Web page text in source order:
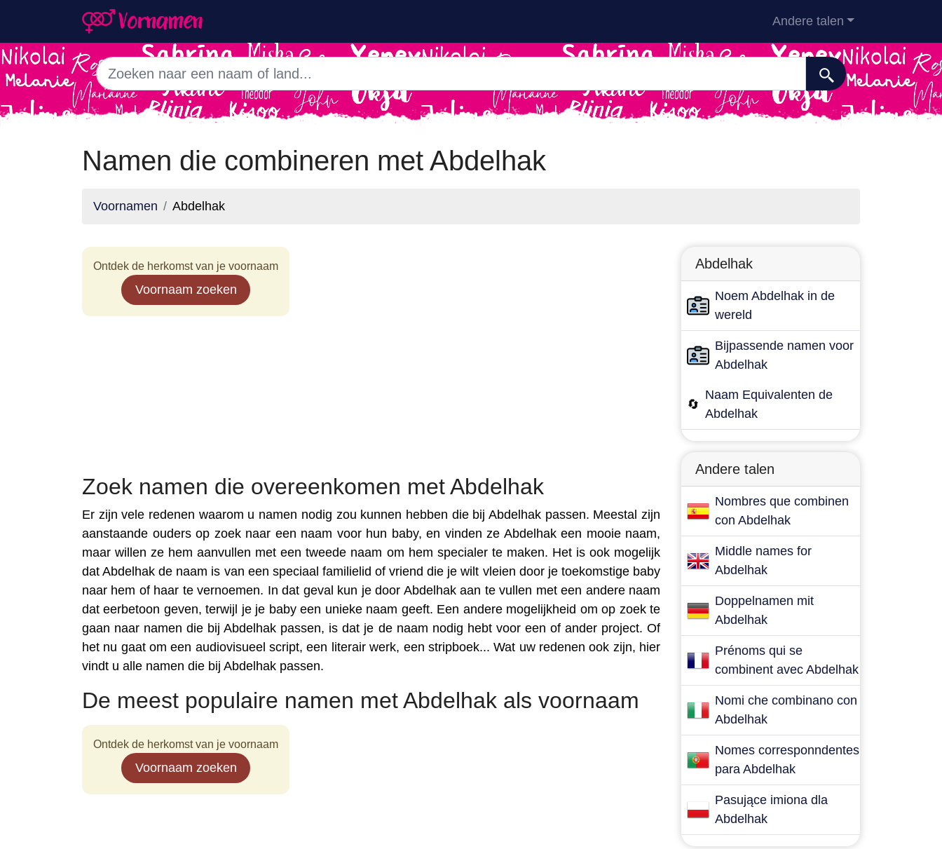
Andere talen
Namen die combineren met Abdelhak
Voornamen Abdelhak
Ontdek de herkomst van je voornaam
Voornaam zoeken
Zoek namen die overeenkomen met Abdelhak
Er zijn vele redenen waarom u namen nodig zou kunnen hebben die bij Abdelhak passen. Meestal zijn
aanstaande ouders op zoek naar een naam voor hun baby, en vinden ze Abdelhak een mooie naam,
maar willen ze hem aanvullen met een tweede naam om hem specialer te maken. Het is ook mogelijk
dat Abdelhak de naam is van een speciaal familielid of vriend die je wilt vleien door je toekomstige baby
naar hem of haar te vernoemen. In dat geval kun je door Abdelhak aan te vullen met een andere naam
dat eerbetoon geven, terwijl je je baby een unieke naam geeft. Een andere mogelijkheid om op zoek te
gaan naar namen die bij Abdelhak passen, is dat je de naam nodig hebt voor een of ander project. Of
het nu gaat om een audiovisueel script, een literair werk, een stripboek... Wat uw redenen ook zijn, hier
vindt u alle namen die bij Abdelhak passen.
De meest populaire namen met Abdelhak als voornaam
Ontdek de herkomst van je voornaam
Voornaam zoeken
Abdelhak
Noem Abdelhak in de
wereld
Bijpassende namen voor
Abdelhak
🔄
Naam Equivalenten de
Abdelhak
Andere talen
Nombres que combinen
con Abdelhak
Middle names for
Abdelhak
Doppelnamen mit
Abdelhak
Prénoms qui se
combinent avec Abdelhak
Nomi che combinano con
Abdelhak
Nomes corresponndentes
para Abdelhak
Pasujące imiona dla
Abdelhak